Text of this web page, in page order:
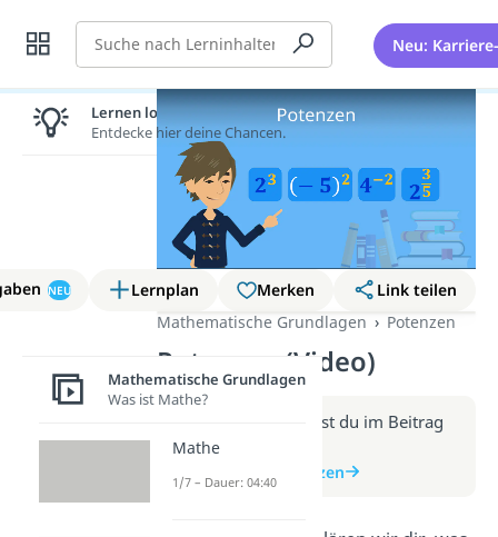
Suche Neu:
NEU Lernplan Merken
Link teilen
Mathematische Grundlagen
Potenzen
Potenzen (Video)
Weitere Infos erhältst du im Beitrag
zum Video
zum Beitrag: Potenzen
Lernen lohnt sich!
Entdecke hier deine Chancen.
Mathematische Grundlagen
Was ist Mathe?
Mathe
1/7 – Dauer: 04:40